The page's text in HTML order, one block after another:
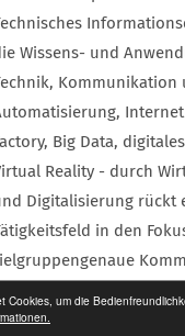
Cookies, um die
Wissens- und
Kommunikation
Big Data,
Reality - durch
Digitalisierung rückt
in den
Wissen sowie
von